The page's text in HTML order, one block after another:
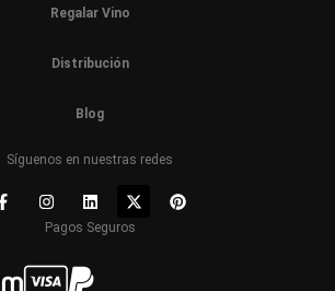
Regalar Vino
Distribución
Blog
Síguenos en nuestras redes
Pagos Seguros